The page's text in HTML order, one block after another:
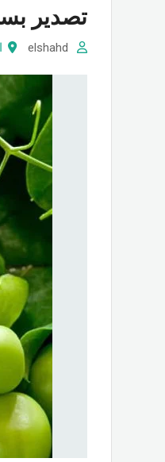
تصدير